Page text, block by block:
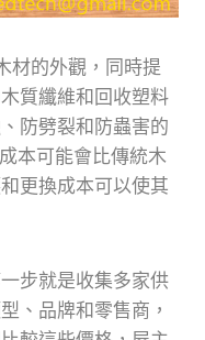
材的外觀，同時提
質纖維和回收塑料
防劈裂和防蟲害的
本可能會比傳統木
更換成本可以使其
步就是收集多家供
、品牌和零售商，